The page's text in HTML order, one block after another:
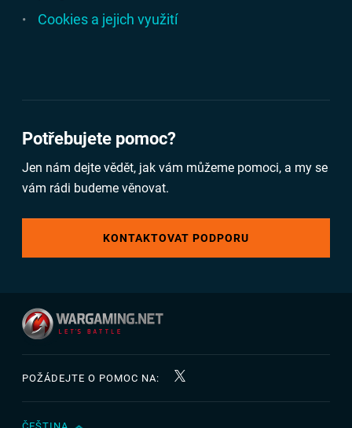
Cookies a jejich využití
Potřebujete pomoc?
Jen nám dejte vědět, jak vám můžeme pomoci, a my se
vám rádi budeme věnovat.
KONTAKTOVAT PODPORU
POŽÁDEJTE O POMOC NA: